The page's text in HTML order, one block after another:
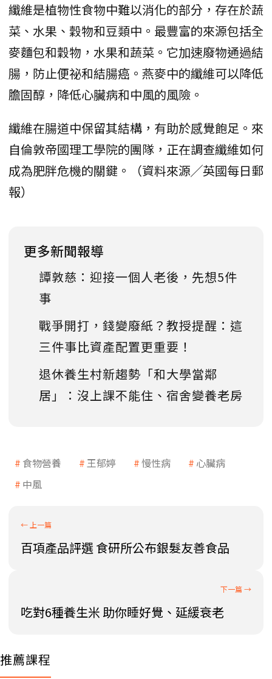
纖維是植物性食物中難以消化的部分，存在於蔬
菜、水果、穀物和豆類中。最豐富的來源包括全
麥麵包和穀物，水果和蔬菜。它加速廢物通過結
腸，防止便祕和結腸癌。燕麥中的纖維可以降低
膽固醇，降低心臟病和中風的風險。
纖維在腸道中保留其結構，有助於感覺飽足。來
自倫敦帝國理工學院的團隊，正在調查纖維如何
成為肥胖危機的關鍵。（資料來源╱英國每日郵
報）
更多新聞報導
譚敦慈：迎接一個人老後，先想5件
事
戰爭開打，錢變廢紙？教授提醒：這
三件事比資產配置更重要！
退休養生村新趨勢「和大學當鄰
居」：沒上課不能住、宿舍變養老房
食物營養 王郁婷 慢性病
心臟病
中風
百項產品評選 食研所公布銀髮友善食品
吃對6種養生米 助你睡好覺、延緩衰老
推薦課程